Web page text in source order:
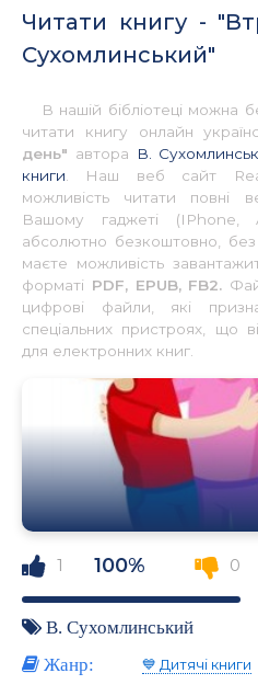
Читати книгу -
Сухомлинський"
В нашій бібліотеці можна
читати книгу онлайн
день" автора В.
книги . Наш веб сайт
можливість читати повні
Вашому гаджеті (IPhone,
абсолютно безкоштовно,
маєте можливість
форматі PDF, EPUB, FB2.
цифрові файли, які
спеціальних пристроях, що
для електронних книг.
1 100% 0
В. Сухомлинський
Жанр:
💙 Дитячі книги